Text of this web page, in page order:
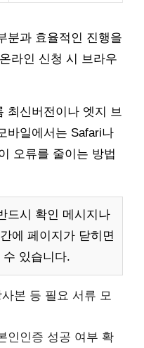
분과 효율적인 진행을
라인 신청 시 브라우
최신버전이나 엣지 브
바일에서는 Safari나
오류를 줄이는 방법
드시 확인 메시지나
에 페이지가 닫히면
있습니다.
본 등 필요 서류 모
인인증 성공 여부 확